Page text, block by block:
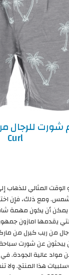
Curl
المثالي للذهاب
ومع ذلك، فإن
يمكن أن يكون مهمة
يقدمها امازون
يبحثون عن شورت
عالية الجودة. في
وسلبيات هذا المنتج.